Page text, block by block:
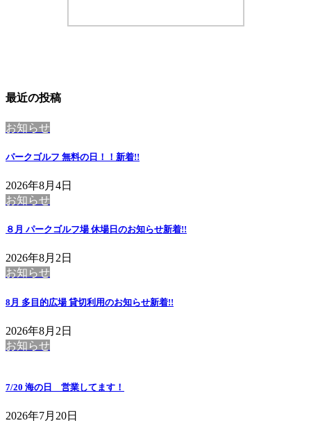
最近の投稿
お知らせ
パークゴルフ 無料の日！！ 新着!!
2026年8月4日
お知らせ
８月 パークゴルフ場 休場日のお知らせ新着!!
2026年8月2日
お知らせ
8月 多目的広場 貸切利用のお知らせ新着!!
2026年8月2日
お知らせ
7/20 海の日 営業してます！
2026年7月20日